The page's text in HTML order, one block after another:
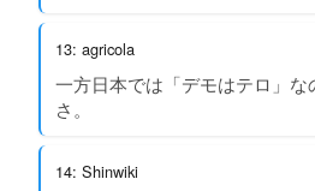
13: agricola
一方日本では「デモはテロ」な
さ。
14: Shinwiki